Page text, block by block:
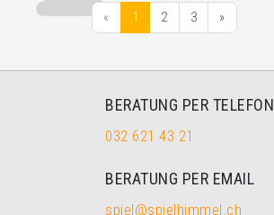
« 1 2 3 »
BERATUNG PER TELEFON
032 621 43 21
BERATUNG PER EMAIL
spiel@spielhimmel.ch